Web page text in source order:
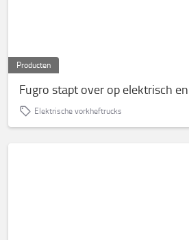
Producten
Fugro stapt over op elektrisch
Elektrische vorkheftrucks